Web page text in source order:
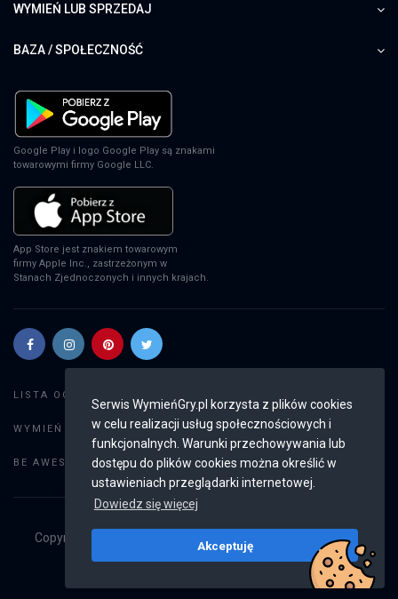
Serwis WymieńGry.pl korzysta z plików cookies
w celu realizacji usług społecznościowych i
funkcjonalnych. Warunki przechowywania lub
dostępu do plików cookies można określić w
ustawieniach przeglądarki internetowej.
Dowiedz się więcej
Akceptuję
WYMIEŃ LUB SPRZEDAJ
BAZA / SPOŁECZNOŚĆ
Google Play i logo Google Play są znakami
towarowymi firmy Google LLC.
App Store jest znakiem towarowym
firmy Apple Inc., zastrzeżonym w
Stanach Zjednoczonych i innych krajach.
LISTA OGŁOSZEŃ:
WYMIEŃ GRY: Dodaj ogłoszenie
BE AWESOME: Weryfikacja konta
Copyright © 2019 - 2026
Wszystkie prawa
v2.8.4